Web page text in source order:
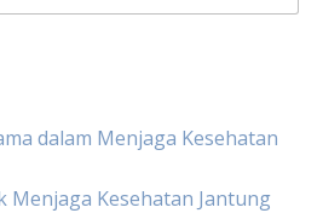
dalam Menjaga Kesehatan
Menjaga Kesehatan Jantung